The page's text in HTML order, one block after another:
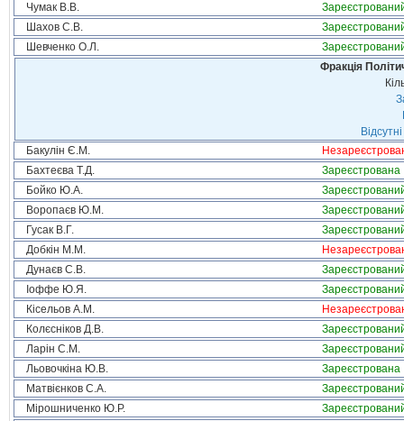
Чумак В.В.
Шахов С.В.
Шевченко О.Л.
Фракція
Бакулін Є.М.
Бахтеєва Т.Д.
Зареєстрована
Бойко Ю.А.
Воропаєв Ю.М.
Гусак В.Г.
Добкін М.М.
Дунаєв С.В.
Іоффе Ю.Я.
Кісельов А.М.
Колєсніков Д.В.
Ларін С.М.
Льовочкіна Ю.В.
Зареєстрована
Матвієнков С.А.
Мірошниченко Ю.Р.